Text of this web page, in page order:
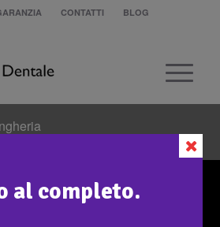
CONTATTI BLOG
al completo.